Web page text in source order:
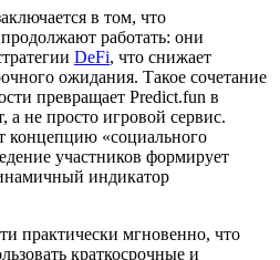
в том, что
работать: они
DeFi, что снижает
ожидания. Такое сочетание
превращает Predict.fun в
а не просто игровой сервис.
концепцию «социального
участников формирует
индикатор
практически мгновенно, что
краткосрочные и